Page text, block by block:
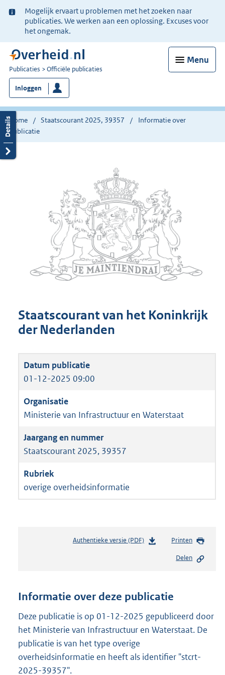
Ter
informatie:
Mogelijk ervaart u problemen met het zoeken naar
publicaties. We werken aan een oplossing. Excuses voor
het ongemak.
Menu
U
bent
nu
hier:
Publicaties Officiële publicaties
Inloggen
Home Staatscourant 2025, 39357
Informatie over
publicatie
Staatscourant van het Koninkrijk
der Nederlanden
01-12-2025 09:00
Ministerie van Infrastructuur en Waterstaat
Staatscourant 2025, 39357
overige overheidsinformatie
Authentieke versie (PDF)b
n
s
r
o
Printen
Delen
Informatie over deze publicatie
Deze publicatie is op 01-12-2025 gepubliceerd door
het Ministerie van Infrastructuur en Waterstaat. De
publicatie is van het type overige
overheidsinformatie en heeft als identifier "stcrt-
2025-39357".